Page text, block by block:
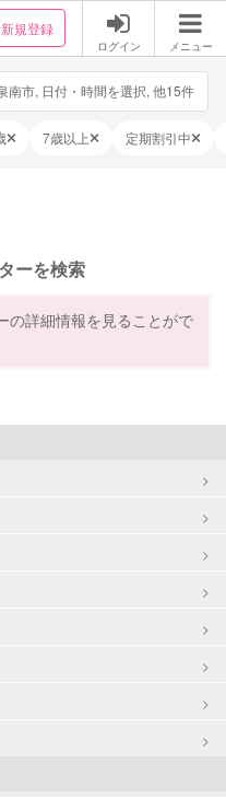
新規登録
ログイン メニュー
南市, 日付・時間を選択, 他15件
7歳以上 定期割引中
ーを検索
の詳細情報を見ることがで